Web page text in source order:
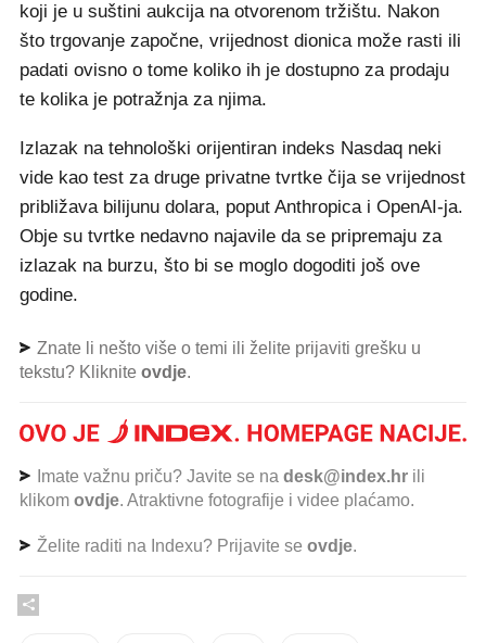
koji je u suštini aukcija na otvorenom tržištu. Nakon
što trgovanje započne, vrijednost dionica može rasti ili
padati ovisno o tome koliko ih je dostupno za prodaju
te kolika je potražnja za njima.
Izlazak na tehnološki orijentiran indeks Nasdaq neki
vide kao test za druge privatne tvrtke čija se vrijednost
približava bilijunu dolara, poput Anthropica i OpenAI-ja.
Obje su tvrtke nedavno najavile da se pripremaju za
izlazak na burzu, što bi se moglo dogoditi još ove
godine.
Znate li nešto više o temi ili želite prijaviti grešku u
tekstu? Kliknite ovdje.
Imate važnu priču? Javite se na desk@index.hr ili
klikom ovdje. Atraktivne fotografije i videe plaćamo.
Želite raditi na Indexu? Prijavite se ovdje.